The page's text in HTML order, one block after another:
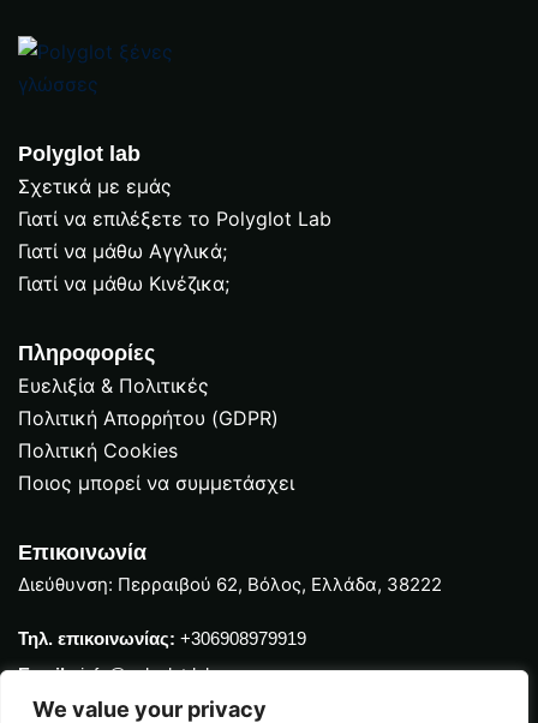
We value your privacy
συμμετάσχει
Υποστήριξη
(GDPR)
Polyglot lab
Σχετικά με εμάς
Γιατί να επιλέξετε το Polyglot Lab
Γιατί να μάθω Αγγλικά;
Γιατί να μάθω Κινέζικα;
Πληροφορίες
Ευελιξία & Πολιτικές
Πολιτική Απορρήτου (GDPR)
Πολιτική Cookies
Ποιος μπορεί να συμμετάσχει
Επικοινωνία
Διεύθυνση: Περραιβού 62, Βόλος, Ελλάδα, 38222
Τηλ. επικοινωνίας: +306908979919
Email :info@polyglot-lab.com